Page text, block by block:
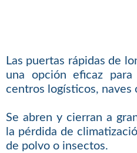
Las puertas rápidas de
una opción eficaz
centros logísticos, naves
Se abren y cierran a
la pérdida de
de polvo o insectos.